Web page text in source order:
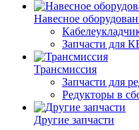
Навесное
Запчасти для
Трансмиссия
Запчасти для
Редукторы в
Другие запчасти